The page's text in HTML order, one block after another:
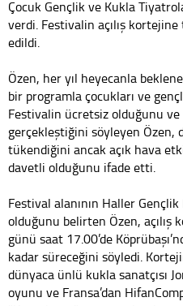
Çocuk Gençlik ve Kukla
verdi. Festivalin açılış
edildi.
Özen, her yıl heyecanla
bir programla çocukları ve
Festivalin ücretsiz olduğunu
gerçekleştiğini söyleyen Özen,
tükendiğini ancak açık hava
davetli olduğunu ifade etti.
Festival alanının Haller
olduğunu belirten Özen, açılış
günü saat 17.00’de
kadar süreceğini söyledi.
dünyaca ünlü kukla sanatçısı
oyunu ve Fransa’dan